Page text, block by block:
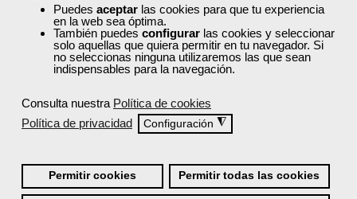
Puedes aceptar las cookies para que tu experiencia
en la web sea óptima.
También puedes configurar las cookies y seleccionar
solo aquellas que quiera permitir en tu navegador. Si
no seleccionas ninguna utilizaremos las que sean
indispensables para la navegación.
Consulta nuestra Política de cookies
Política de privacidad
Configuración ◮
Permitir cookies Permitir todas las cookies
Quiénes Somos:
Especialistas en consultoría y formación para el empleo
Nuestro objetivo diario es, única y exclusivamente, ayudarte a
conseguir tus metas profesionales ofreciéndote los mejores